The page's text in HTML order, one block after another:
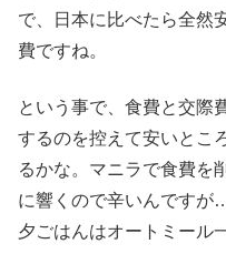
で、日本に比べたら全然
費ですね。
という事で、食費と交際
するのを控えて安いとこ
るかな。マニラで食費を
に響くので辛いんですが
夕ごはんはオートミール